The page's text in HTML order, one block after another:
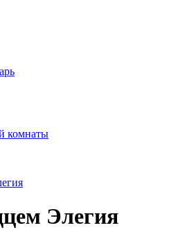
комнаты
Элегия